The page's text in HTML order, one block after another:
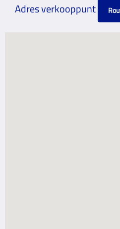
Adres verkooppunt